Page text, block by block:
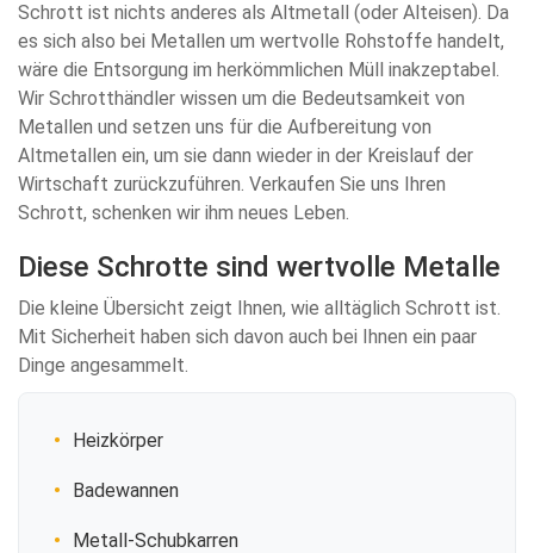
Schrott ist nichts anderes als Altmetall (oder Alteisen). Da
es sich also bei Metallen um wertvolle Rohstoffe handelt,
wäre die Entsorgung im herkömmlichen Müll inakzeptabel.
Wir Schrotthändler wissen um die Bedeutsamkeit von
Metallen und setzen uns für die Aufbereitung von
Altmetallen ein, um sie dann wieder in der Kreislauf der
Wirtschaft zurückzuführen. Verkaufen Sie uns Ihren
Schrott, schenken wir ihm neues Leben.
Diese Schrotte sind wertvolle Metalle
Die kleine Übersicht zeigt Ihnen, wie alltäglich Schrott ist.
Mit Sicherheit haben sich davon auch bei Ihnen ein paar
Dinge angesammelt.
Heizkörper
Badewannen
Metall-Schubkarren